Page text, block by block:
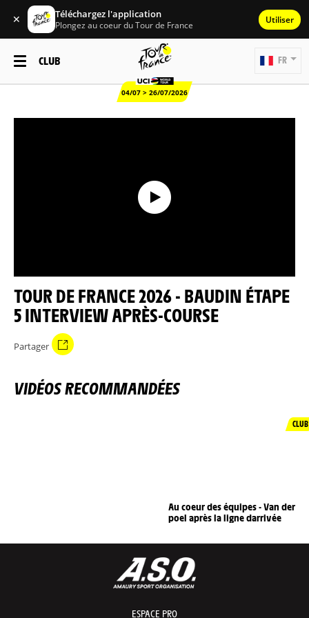
✕ Téléchargez l'application
Plongez au coeur du Tour de France Utiliser
CLUB
04/07 > 26/07/2026
FR
TOUR DE FRANCE 2026 - BAUDIN ÉTAPE
5 INTERVIEW APRÈS-COURSE
Partager
VIDÉOS RECOMMANDÉES
CLUB
Au coeur des équipes - Van der
poel après la ligne darrivée
ESPACE PRO